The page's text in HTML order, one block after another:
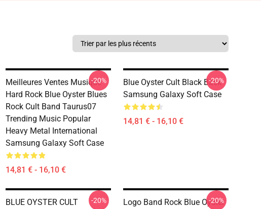
Meilleures Ventes Musique
Hard Rock Blue Oyster Blues
Rock Cult Band Taurus07
Trending Music Popular
Heavy Metal International
Samsung Galaxy Soft Case
14,81 € - 16,10 €
-20%
Blue Oyster Cult Black Back
Samsung Galaxy Soft Case
14,81 € - 16,10 €
-20%
BLUE OYSTER CULT
-20%
Logo Band Rock Blue Oyster
-20%